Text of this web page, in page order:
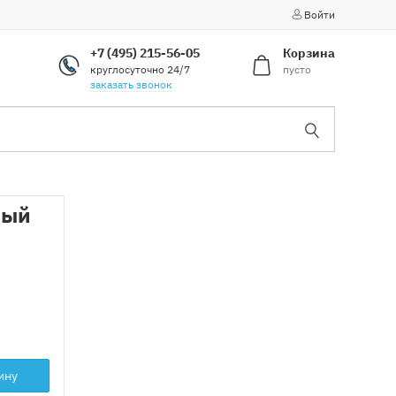
Войти
+7 (495) 215-56-05
круглосуточно 24/7
заказать звонок
Корзина
пусто